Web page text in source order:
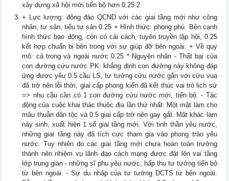
xây dựng xã hội mới tiến bộ hơn 0.25 2
+ Lực lượng: đông đảo QCND với các giai tầng mới như công
nhân, tư sản, tiểu tư sản 0.25 + Hình thức: phong phú. Bên cạnh
hình thức bạo động, còn có cải cách, tuyên truyền lập hội, 0.25
kết hợp chuẩn bị bên trong với sự giúp đỡ bên ngoài. + Về quy
mô: cả trong và ngoài nước 0.25 * Nguyên nhân - Thất bại của
con đường cứu nước PK: khẳng định con đường này không đáp
ứng được yêu 0.5 cầu LS, tư tưởng cứu nước gắn với cứu vua
đã trở nên lỗi thời, giai cấp phong kiến đã kết thúc vai trò lịch sử
=> nhu cầu cần có 1 con đường cứu nước mới, tiến bộ. - Tác
động của cuộc khai thác thuộc địa lần thứ nhất: Một mặt làm cho
mâu thuẫn dân tộc và 0.5 giai cấp trở nên gay gắt. Mặt khác làm
nảy sinh, xuất hiện 1 số giai tầng mới. Với tinh thần yêu nước,
những giai tầng này đã tích cực tham gia vào phong trào yêu
nước. Tuy nhiên do các giai tầng mới chưa hoàn toàn trưởng
thành nên nhiệm vụ lãnh đạo cách mạng được đặt lên vai tầng
lớp trung gian - những sĩ phu yêu nước, hấp thu tư tưởng tiến bộ
từ bên ngoài. - Sự du nhập của tư tưởng DCTS từ bên ngoài: